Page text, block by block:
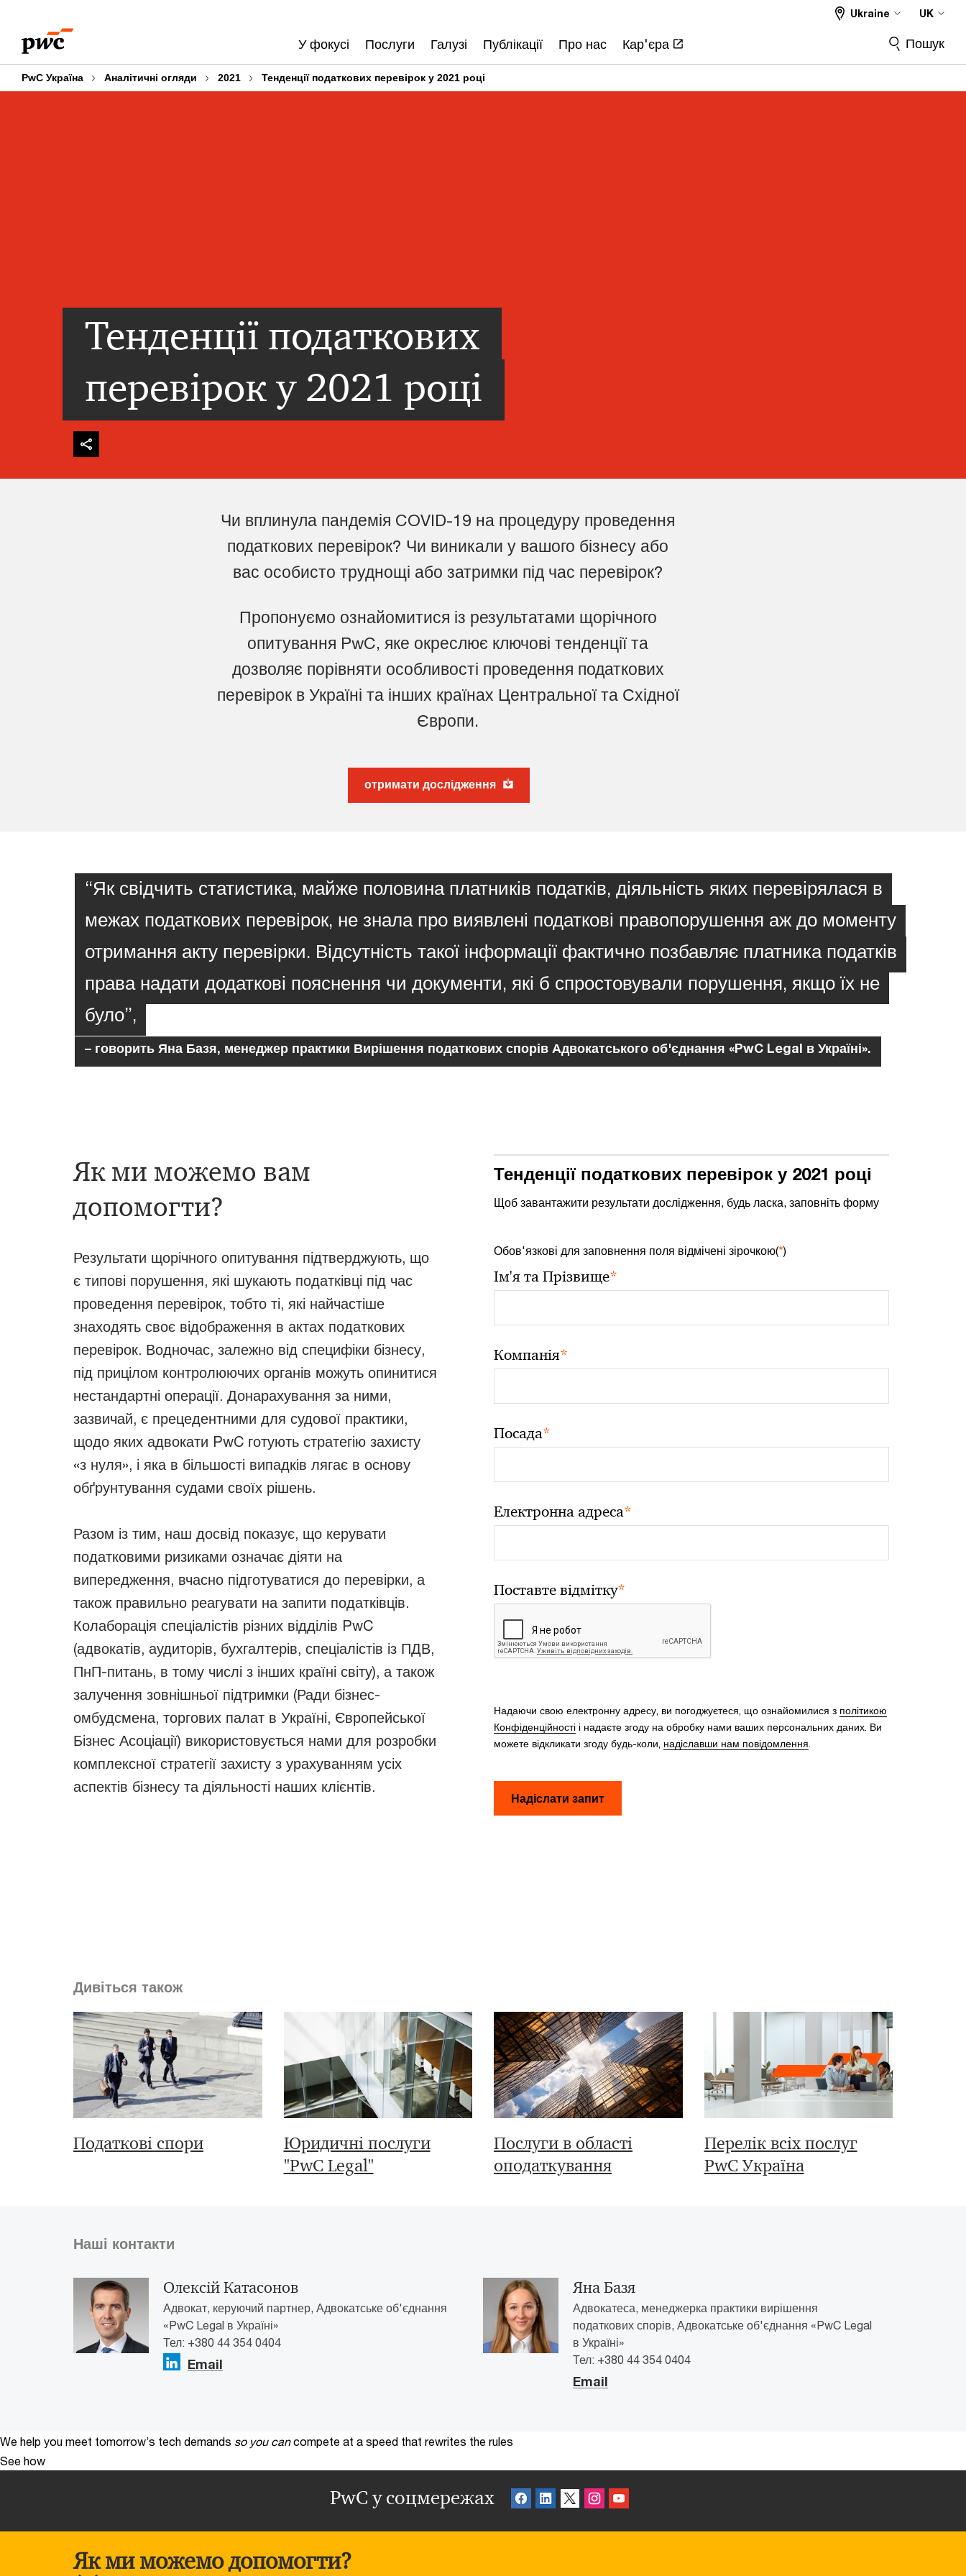
content
footer
У фокусі Послуги Галузі Публікації Про нас Кар'єра
Ukraine UK
Пошук
PwC Україна Аналітичні огляди 2021 Тенденції податкових перевірок у 2021 році
Тенденції податкових
перевірок у 2021 році
Чи вплинула пандемія COVID-19 на процедуру проведення
податкових перевірок? Чи виникали у вашого бізнесу або
вас особисто труднощі або затримки під час перевірок?
Пропонуємо ознайомитися із результатами щорічного
опитування PwC, яке окреслює ключові тенденції та
дозволяє порівняти особливості проведення податкових
перевірок в Україні та інших країнах Центральної та Східної
Європи.
отримати дослідження
“Як свідчить статистика, майже половина платників податків, діяльність яких перевірялася в
межах податкових перевірок, не знала про виявлені податкові правопорушення аж до моменту
отримання акту перевірки. Відсутність такої інформації фактично позбавляє платника податків
права надати додаткові пояснення чи документи, які б спростовували порушення, якщо їх не
було”,
– говорить Яна Базя, менеджер практики Вирішення податкових спорів Адвокатського об'єднання «PwC Legal в Україні».
Як ми можемо вам
допомогти?
Результати щорічного опитування підтверджують, що
є типові порушення, які шукають податківці під час
проведення перевірок, тобто ті, які найчастіше
знаходять своє відображення в актах податкових
перевірок. Водночас, залежно від специфіки бізнесу,
під прицілом контролюючих органів можуть опинитися
нестандартні операції. Донарахування за ними,
зазвичай, є прецедентними для судової практики,
щодо яких адвокати PwC готують стратегію захисту
«з нуля», і яка в більшості випадків лягає в основу
обґрунтування судами своїх рішень.
Разом із тим, наш досвід показує, що керувати
податковими ризиками означає діяти на
випередження, вчасно підготуватися до перевірки, а
також правильно реагувати на запити податківців.
Колаборація спеціалістів різних відділів PwC
(адвокатів, аудиторів, бухгалтерів, спеціалістів із ПДВ,
ПнП-питань, в тому числі з інших країні світу), а також
залучення зовнішньої підтримки (Ради бізнес-
омбудсмена, торгових палат в Україні, Європейської
Бізнес Асоціації) використовується нами для розробки
комплексної стратегії захисту з урахуванням усіх
аспектів бізнесу та діяльності наших клієнтів.
Тенденції податкових перевірок у 2021 році
Щоб завантажити результати дослідження, будь ласка, заповніть форму
Обов'язкові для заповнення поля відмічені зірочкою(*)
Ім'я та Прізвище*
Компанія*
Посада*
Електронна адреса*
Поставте відмітку*
Надаючи свою електронну адресу, ви погоджуєтеся, що ознайомилися з політикою
Конфіденційності і надаєте згоду на обробку нами ваших персональних даних. Ви
можете відкликати згоду будь-коли, надіславши нам повідомлення
Дивіться також
Податкові спори
Юридичні послуги
"PwC Legal"
Послуги в області
оподаткування
Перелік всіх послуг
PwC Україна
Наші контакти
Олексій Катасонов
Адвокат, керуючий партнер, Адвокатське об'єднання
«PwC Legal в Україні»
Тел: +380 44 354 0404
Email
Яна Базя
Адвокатеса, менеджерка практики вирішення
податкових спорів, Адвокатське об'єднання «PwC Legal
в Україні»
Тел: +380 44 354 0404
Email
We help you meet tomorrow’s tech demands so you can compete at a speed that rewrites the rules
See how
PwC у соцмережах
Як ми можемо допомогти?